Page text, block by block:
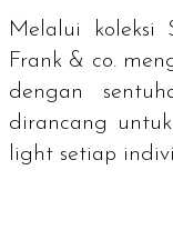
Melalui koleksi
Frank & co.
dengan
dirancang
light setiap